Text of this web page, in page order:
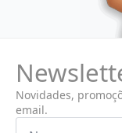
Novidades,
email.
Nome